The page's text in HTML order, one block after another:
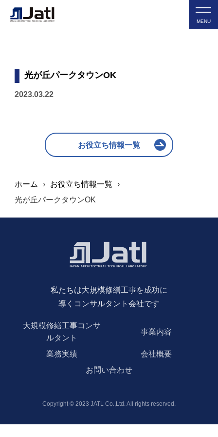
MENU
光が丘パークタウンOK
2023.03.22
お役立ち情報一覧
ホーム › お役立ち情報一覧
›
光が丘パークタウンOK
私たちは大規模修繕工事を成功に
導くコンサルタント会社です
大規模修繕工事コンサ
ルタント
事業内容
業務実績
会社概要
お問い合わせ
Copyright © 2023 JATL Co.,Ltd. All rights reserved.